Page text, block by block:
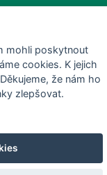
mohli poskytnout
cookies. K jejich
že nám ho
zlepšovat.